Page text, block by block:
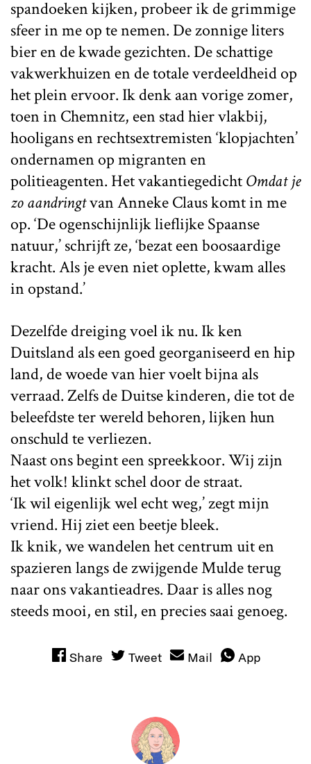
spandoeken kijken, probeer ik de grimmige
sfeer in me op te nemen. De zonnige liters
bier en de kwade gezichten. De schattige
vakwerkhuizen en de totale verdeeldheid op
het plein ervoor. Ik denk aan vorige zomer,
toen in Chemnitz, een stad hier vlakbij,
hooligans en rechtsextremisten ‘klopjachten’
ondernamen op migranten en
politieagenten. Het vakantiegedichtOmdat je
zo aandringtvan Anneke Claus komt in me
op. ‘De ogenschijnlijk lieflijke Spaanse
natuur,’ schrijft ze, ‘bezat een boosaardige
kracht. Als je even niet oplette, kwam alles
in opstand.’
Dezelfde dreiging voel ik nu. Ik ken
Duitsland als een goed georganiseerd en hip
land, de woede van hier voelt bijna als
verraad. Zelfs de Duitse kinderen, die tot de
beleefdste ter wereld behoren, lijken hun
onschuld te verliezen.
Naast ons begint een spreekkoor. Wij zijn
het volk! klinkt schel door de straat.
‘Ik wil eigenlijk wel echt weg,’ zegt mijn
vriend. Hij ziet een beetje bleek.
Ik knik, we wandelen het centrum uit en
spazieren langs de zwijgende Mulde terug
naar ons vakantieadres. Daar is alles nog
steeds mooi, en stil, en precies saai genoeg.
Share Tweet Mail App